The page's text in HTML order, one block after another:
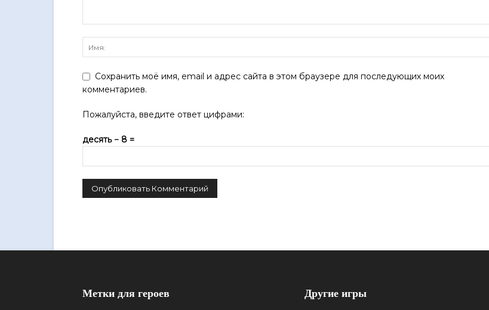
Сохранить моё имя, email и адрес сайта в этом браузере для последующих моих
комментариев.
Пожалуйста, введите ответ цифрами:
десять − 8 =
Метки для героев Другие игры